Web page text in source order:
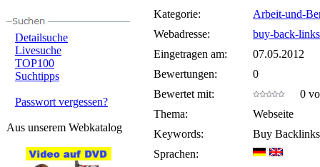
Detailsuche
Livesuche
TOP100
Suchtipps
Passwort vergessen?
Aus unserem Webkatalog
Kategorie:
Arbeit-und-
Webadresse:
buy-back-
Eingetragen am:
07.05.2012
Bewertungen:
0
Bewertet mit:
0
Thema:
Webseite
Keywords:
Buy
Sprachen: